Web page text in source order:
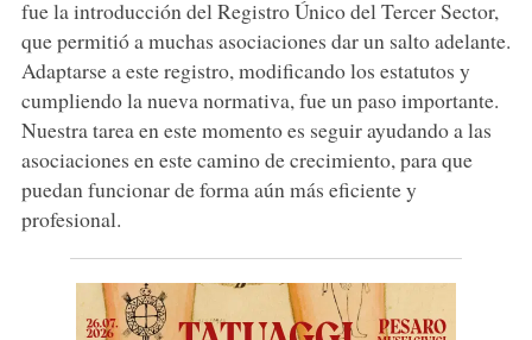
fue la introducción del Registro Único del Tercer Sector,
que permitió a muchas asociaciones dar un salto adelante.
Adaptarse a este registro, modificando los estatutos y
cumpliendo la nueva normativa, fue un paso importante.
Nuestra tarea en este momento es seguir ayudando a las
asociaciones en este camino de crecimiento, para que
puedan funcionar de forma aún más eficiente y
profesional.